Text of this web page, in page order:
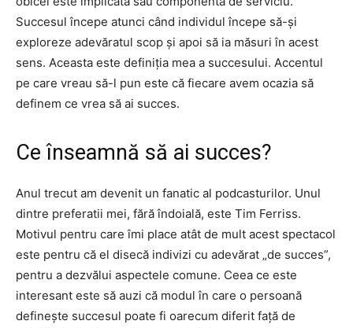
Succesul începe atunci când individul începe să-și
exploreze adevăratul scop și apoi să ia măsuri în acest
sens. Aceasta este definiția mea a succesului. Accentul
pe care vreau să-l pun este că fiecare avem ocazia să
definem ce vrea să ai succes.
Ce înseamnă să ai succes?
Anul trecut am devenit un fanatic al podcasturilor. Unul
dintre preferatii mei, fără îndoială, este Tim Ferriss.
Motivul pentru care îmi place atât de mult acest spectacol
este pentru că el disecă indivizi cu adevărat „de succes”,
pentru a dezvălui aspectele comune. Ceea ce este
interesant este să auzi că modul în care o persoană
definește succesul poate fi oarecum diferit față de